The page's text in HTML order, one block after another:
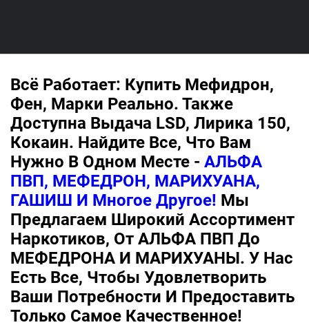
Всё Работает: Купить Мефидрон,
Фен, Марки Реально. Также
Доступна Выдача LSD, Лирика 150,
Кокаин. Найдите Все, Что Вам
Нужно В Одном Месте - АЛЬФА
ПВП, МЕФЕДРОН, МАРИХУАНА,
ГАШИШ И Многое Другое! Мы
Предлагаем Широкий Ассортимент
Наркотиков, От АЛЬФА ПВП До
МЕФЕДРОНА И МАРИХУАНЫ. У Нас
Есть Все, Чтобы Удовлетворить
Ваши Потребности И Предоставить
Только Самое Качественное!